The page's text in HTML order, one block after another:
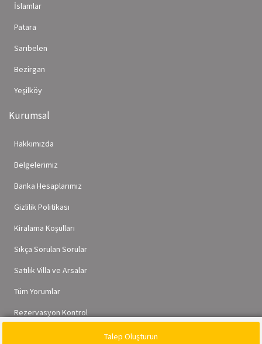
Talep Oluşturun
İslamlar
Patara
Sarıbelen
Bezirgan
Yeşilköy
Kurumsal
Hakkımızda
Belgelerimiz
Banka Hesaplarımız
Gizlilik Politikası
Kiralama Koşulları
Sıkça Sorulan Sorular
Satılık Villa ve Arsalar
Tüm Yorumlar
Rezervasyon Kontrol